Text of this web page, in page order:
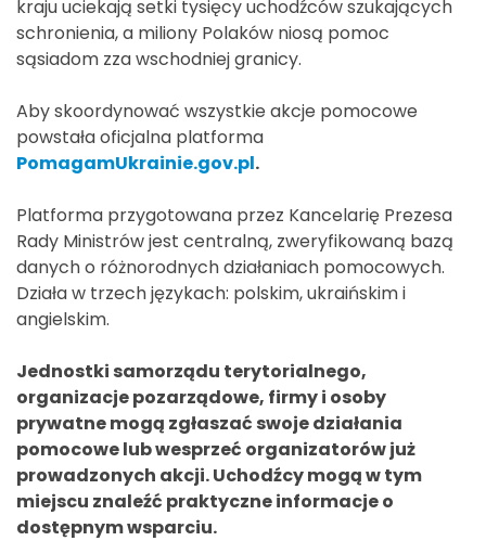
kraju uciekają setki tysięcy uchodźców szukających
schronienia, a miliony Polaków niosą pomoc
sąsiadom zza wschodniej granicy.
Aby skoordynować wszystkie akcje pomocowe
powstała oficjalna platforma
PomagamUkrainie.gov.pl.
Platforma przygotowana przez Kancelarię Prezesa
Rady Ministrów jest centralną, zweryfikowaną bazą
danych o różnorodnych działaniach pomocowych.
Działa w trzech językach: polskim, ukraińskim i
angielskim.
Jednostki samorządu terytorialnego,
organizacje pozarządowe, firmy i osoby
prywatne mogą zgłaszać swoje działania
pomocowe lub wesprzeć organizatorów już
prowadzonych akcji. Uchodźcy mogą w tym
miejscu znaleźć praktyczne informacje o
dostępnym wsparciu.